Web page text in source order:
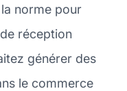
norme pour
réception
générer des
le commerce